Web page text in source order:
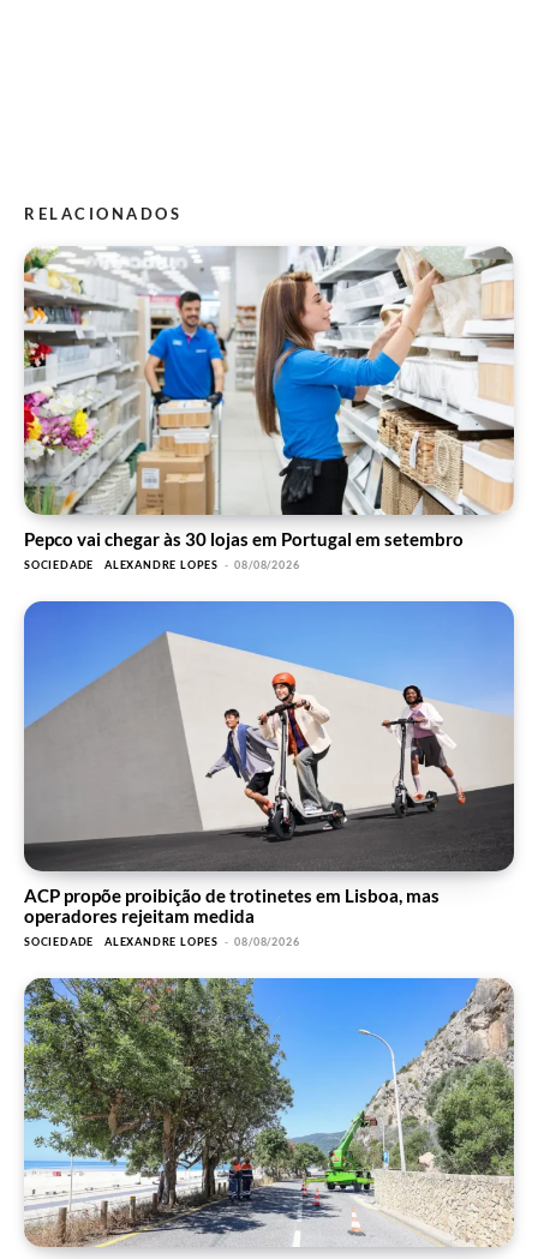
RELACIONADOS
Pepco vai chegar às 30 lojas em Portugal em setembro
SOCIEDADE ALEXANDRE LOPES - 08/08/2026
ACP propõe proibição de trotinetes em Lisboa, mas
operadores rejeitam medida
SOCIEDADE ALEXANDRE LOPES - 08/08/2026